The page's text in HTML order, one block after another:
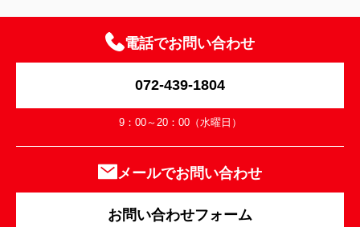
電話でお問い合わせ
072-439-1804
9：00～20：00（水曜日）
メールでお問い合わせ
お問い合わせフォーム